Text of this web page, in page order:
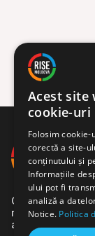
Сообщество
программистов и
активистов.
Acest site
cookie-uri
Folosim
corectă a site-
conținutului și
Informațiile
ului pot fi
analiză a
Notice. Politica